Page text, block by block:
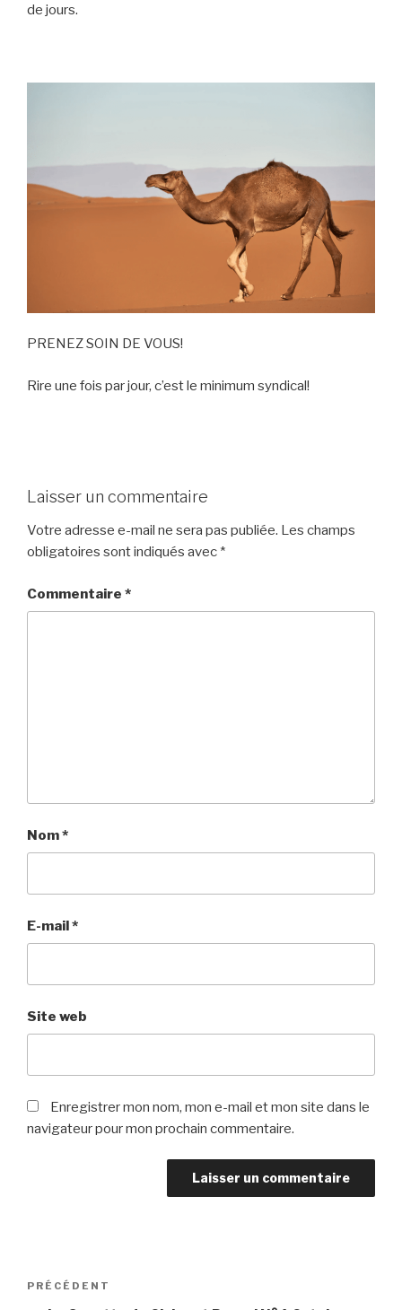
de jours.
PRENEZ SOIN DE VOUS!
Rire une fois par jour, c’est le minimum syndical!
Laisser un commentaire
Votre adresse e-mail ne sera pas publiée. Les champs
obligatoires sont indiqués avec *
Commentaire *
Nom*
E-mail*
Site web
Enregistrer mon nom, mon e-mail et mon site dans le
navigateur pour mon prochain commentaire.
Navigation
Article
PRÉCÉDENT